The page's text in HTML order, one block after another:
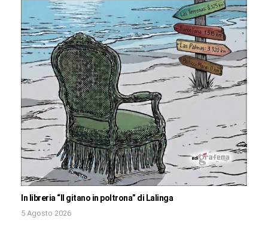
In libreria “Il gitano in poltrona” di Lalinga
5 Agosto 2026